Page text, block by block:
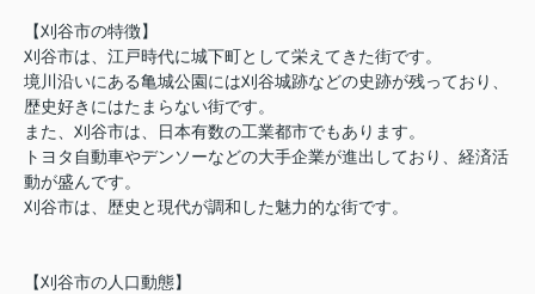
【刈谷市の特徴】
刈谷市は、江戸時代に城下町として栄えてきた街です。
境川沿いにある亀城公園には刈谷城跡などの史跡が残っており、
歴史好きにはたまらない街です。
また、刈谷市は、日本有数の工業都市でもあります。
トヨタ自動車やデンソーなどの大手企業が進出しており、経済活
動が盛んです。
刈谷市は、歴史と現代が調和した魅力的な街です。
【刈谷市の人口動態】